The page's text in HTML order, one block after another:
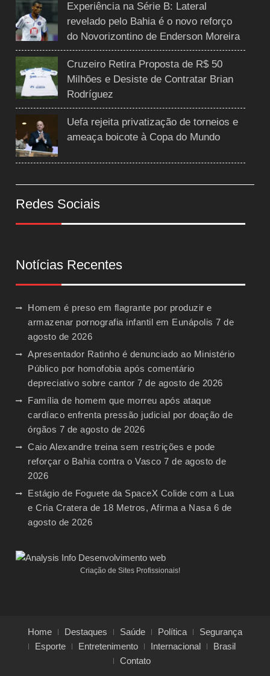
Experiência na Série B: Lateral
revelado pelo Bahia é o novo reforço
do Novorizontino de Enderson Moreira
Cruzeiro Retira Proposta de R$ 50
Milhões e Desiste de Contratar Brian
Rodríguez
Uefa rejeita privatização de torneios e
ameaça boicote à Copa do Mundo
Redes Sociais
Notícias Recentes
Homem é preso em flagrante por produzir e
armazenar pornografia infantil em Eunápolis 7 de
agosto de 2026
Apresentador Ratinho é denunciado ao Ministério
Público por homofobia após comentário
depreciativo sobre cantor 7 de agosto de 2026
Família de homem que morreu após ataque
cardíaco enfrenta pressão judicial por doação de
órgãos 7 de agosto de 2026
Caio Alexandre treina sem restrições e pode
reforçar o Bahia contra o Vasco 7 de agosto de
2026
Estágio de Foguete da SpaceX Colide com a Lua
e Cria Cratera de 18 Metros, Afirma a Nasa 6 de
agosto de 2026
Criação de Sites Profissionais!
Home Destaques Saúde Política
Segurança
Esporte
Entretenimento Internacional
Brasil
Contato